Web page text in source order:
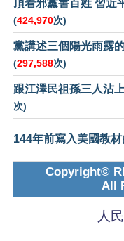
頂着邪黨害百姓 習近
(424,970次)
黨講述三個陽光雨露
(297,588次)
跟江澤民祖孫三人沾
次)
144年前寫入美國教
Copyright©
All
人